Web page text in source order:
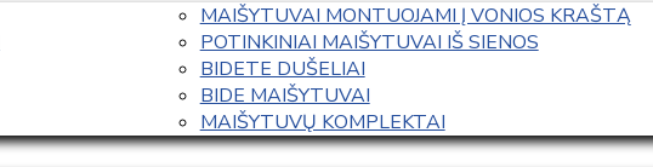
MAIŠYTUVAI MONTUOJAMI Į VONIOS KRAŠTĄ
POTINKINIAI MAIŠYTUVAI IŠ SIENOS
BIDETE DUŠELIAI
BIDE MAIŠYTUVAI
MAIŠYTUVŲ KOMPLEKTAI